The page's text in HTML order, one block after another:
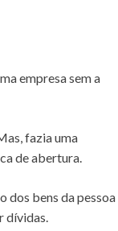
empresa sem a
fazia uma
de abertura.
dos bens da pessoa
dívidas.